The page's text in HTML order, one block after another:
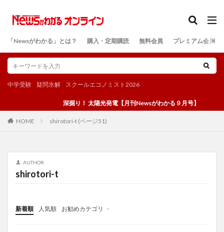
「Newsがわかる」とは？ 購入・定期購読 無料会員 プレミアム会員
中学受験 疑問氷解 スクールエコノミスト2026
深掘り！ 太陽光発電【月刊Newsがわかる９月号】
HOME shirotori-t (ページ51)
AUTHOR
shirotori-t
新着順 人気順
お勧めカテゴリ
投稿
学び
マンガ
電子書籍
検索